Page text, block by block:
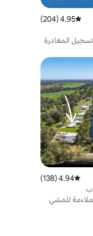
متوسط التقييم 4.95 من 5، 204 مراجعات
4.95 (204)
تسجيل المغادرة
متوسط التقييم 4.94 من 5، 138 مراجعات
4.94 (138)
للمشي